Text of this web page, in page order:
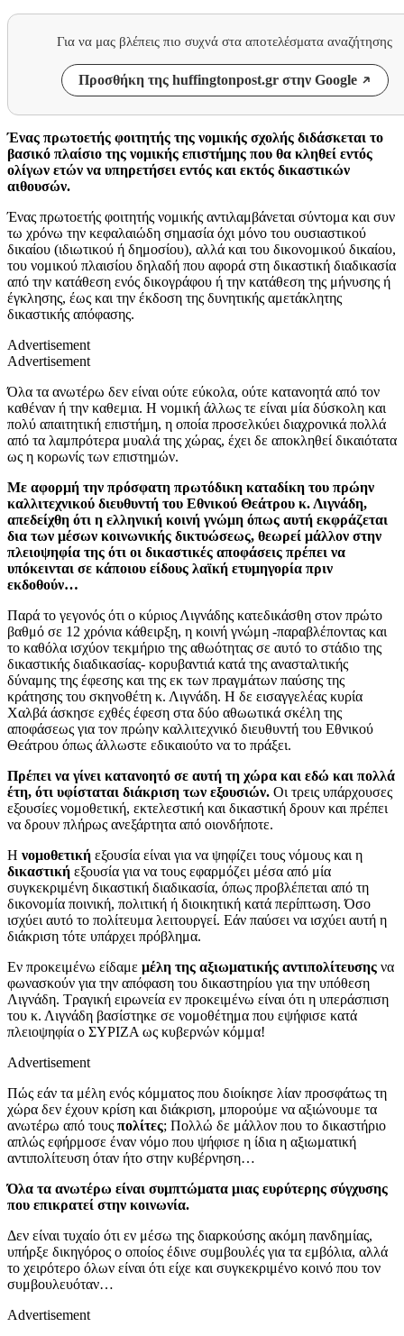
Για να μας βλέπεις πιο συχνά στα αποτελέσματα αναζήτησης
Προσθήκη της huffingtonpost.gr στην Google
Ένας πρωτοετής φοιτητής της νομικής σχολής διδάσκεται το
βασικό πλαίσιο της νομικής επιστήμης που θα κληθεί εντός
ολίγων ετών να υπηρετήσει εντός και εκτός δικαστικών
αιθουσών.
Ένας πρωτοετής φοιτητής νομικής αντιλαμβάνεται σύντομα και συν
τω χρόνω την κεφαλαιώδη σημασία όχι μόνο του ουσιαστικού
δικαίου (ιδιωτικού ή δημοσίου), αλλά και του δικονομικού δικαίου,
του νομικού πλαισίου δηλαδή που αφορά στη δικαστική διαδικασία
από την κατάθεση ενός δικογράφου ή την κατάθεση της μήνυσης ή
έγκλησης, έως και την έκδοση της δυνητικής αμετάκλητης
δικαστικής απόφασης.
Advertisement
Advertisement
Όλα τα ανωτέρω δεν είναι ούτε εύκολα, ούτε κατανοητά από τον
καθέναν ή την καθεμια. Η νομική άλλως τε είναι μία δύσκολη και
πολύ απαιτητική επιστήμη, η οποία προσελκύει διαχρονικά πολλά
από τα λαμπρότερα μυαλά της χώρας, έχει δε αποκληθεί δικαιότατα
ως η κορωνίς των επιστημών.
Με αφορμή την πρόσφατη πρωτόδικη καταδίκη του πρώην
καλλιτεχνικού διευθυντή του Εθνικού Θεάτρου κ. Λιγνάδη,
απεδείχθη ότι η ελληνική κοινή γνώμη όπως αυτή εκφράζεται
δια των μέσων κοινωνικής δικτυώσεως, θεωρεί μάλλον στην
πλειοψηφία της ότι οι δικαστικές αποφάσεις πρέπει να
υπόκεινται σε κάποιου είδους λαϊκή ετυμηγορία πριν
εκδοθούν…
Παρά το γεγονός ότι ο κύριος Λιγνάδης κατεδικάσθη στον πρώτο
βαθμό σε 12 χρόνια κάθειρξη, η κοινή γνώμη -παραβλέποντας και
το καθόλα ισχύον τεκμήριο της αθωότητας σε αυτό το στάδιο της
δικαστικής διαδικασίας- κορυβαντιά κατά της ανασταλτικής
δύναμης της έφεσης και της εκ των πραγμάτων παύσης της
κράτησης του σκηνοθέτη κ. Λιγνάδη. Η δε εισαγγελέας κυρία
Χαλβά άσκησε εχθές έφεση στα δύο αθωωτικά σκέλη της
αποφάσεως για τον πρώην καλλιτεχνικό διευθυντή του Εθνικού
Θεάτρου όπως άλλωστε εδικαιούτο να το πράξει.
Πρέπει να γίνει κατανοητό σε αυτή τη χώρα και εδώ και πολλά
έτη, ότι υφίσταται διάκριση των εξουσιών. Οι τρεις υπάρχουσες
εξουσίες νομοθετική, εκτελεστική και δικαστική δρουν και πρέπει
να δρουν πλήρως ανεξάρτητα από οιονδήποτε.
Η νομοθετική εξουσία είναι για να ψηφίζει τους νόμους και η
δικαστική εξουσία για να τους εφαρμόζει μέσα από μία
συγκεκριμένη δικαστική διαδικασία, όπως προβλέπεται από τη
δικονομία ποινική, πολιτική ή διοικητική κατά περίπτωση. Όσο
ισχύει αυτό το πολίτευμα λειτουργεί. Εάν παύσει να ισχύει αυτή η
διάκριση τότε υπάρχει πρόβλημα.
Εν προκειμένω είδαμε μέλη της αξιωματικής αντιπολίτευσης να
φωνασκούν για την απόφαση του δικαστηρίου για την υπόθεση
Λιγνάδη. Τραγική ειρωνεία εν προκειμένω είναι ότι η υπεράσπιση
του κ. Λιγνάδη βασίστηκε σε νομοθέτημα που εψήφισε κατά
πλειοψηφία ο ΣΥΡΙΖΑ ως κυβερνών κόμμα!
Advertisement
Πώς εάν τα μέλη ενός κόμματος που διοίκησε λίαν προσφάτως τη
χώρα δεν έχουν κρίση και διάκριση, μπορούμε να αξιώνουμε τα
ανωτέρω από τους πολίτες; Πολλώ δε μάλλον που το δικαστήριο
απλώς εφήρμοσε έναν νόμο που ψήφισε η ίδια η αξιωματική
αντιπολίτευση όταν ήτο στην κυβέρνηση…
Όλα τα ανωτέρω είναι συμπτώματα μιας ευρύτερης σύγχυσης
που επικρατεί στην κοινωνία.
Δεν είναι τυχαίο ότι εν μέσω της διαρκούσης ακόμη πανδημίας,
υπήρξε δικηγόρος ο οποίος έδινε συμβουλές για τα εμβόλια, αλλά
το χειρότερο όλων είναι ότι είχε και συγκεκριμένο κοινό που τον
συμβουλευόταν…
Advertisement